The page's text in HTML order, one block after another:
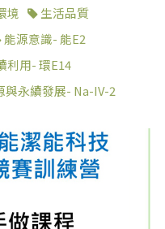
境
生活品質
能源意識- 能E2
利用- 環E14
與永續發展- Na-IV-2